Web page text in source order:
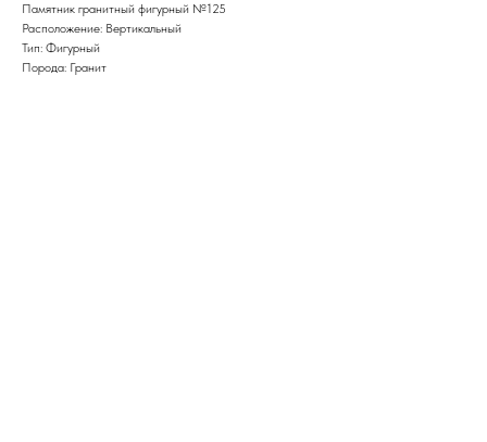
Памятник гранитный фигурный №125
Расположение: Вертикальный
Тип: Фигурный
Порода: Гранит